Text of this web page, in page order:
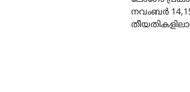
നവംബർ